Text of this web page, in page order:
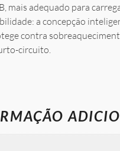
mais adequado para
a concepção
contra
circuito.